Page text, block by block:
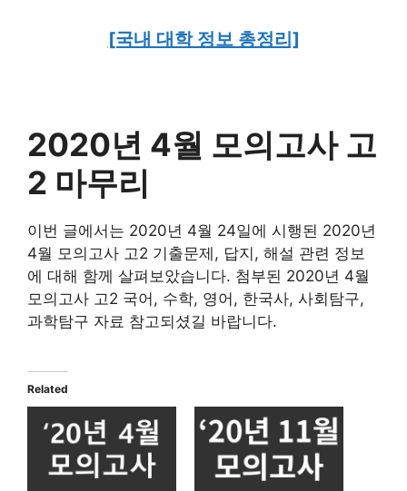
[국내 대학 정보 총정리]
2020년 4월 모의고사 고
2 마무리
이번 글에서는 2020년 4월 24일에 시행된 2020년
4월 모의고사 고2 기출문제, 답지, 해설 관련 정보
에 대해 함께 살펴보았습니다. 첨부된 2020년 4월
모의고사 고2 국어, 수학, 영어, 한국사, 사회탐구,
과학탐구 자료 참고되셨길 바랍니다.
Related